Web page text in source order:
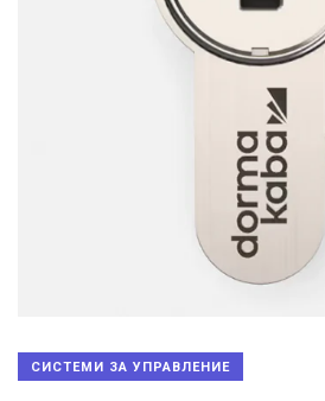
СИСТЕМИ ЗА УПРАВЛЕНИЕ